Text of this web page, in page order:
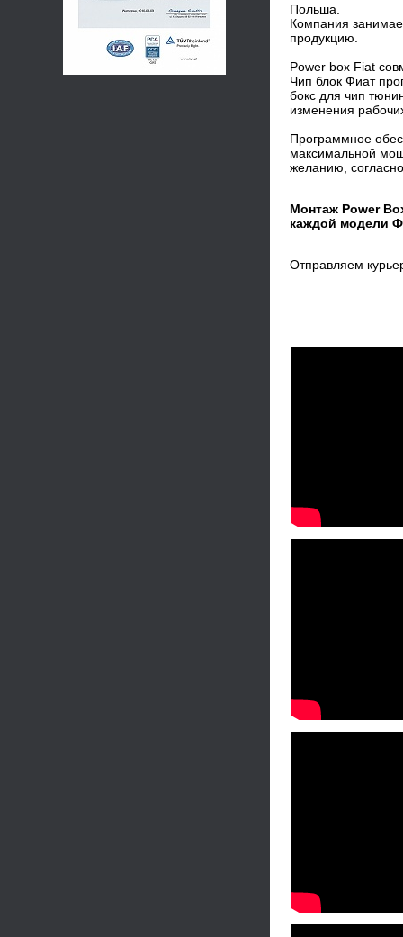
Польша.
Компания
продукцию.
Power box Fiat
Чип блок Фиат
бокс для чип
изменения
Программное
максимальной
желанию,
Монтаж Power
каждой модели
Отправляем